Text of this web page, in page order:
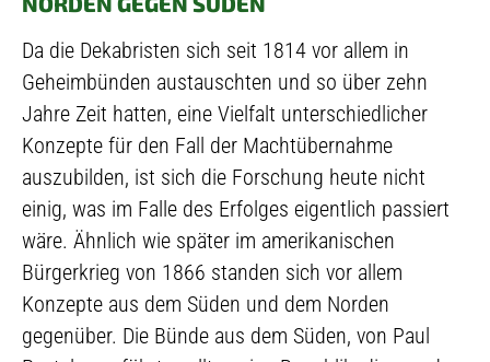
Da die Dekabristen sich seit 1814 vor allem in
Geheimbünden austauschten und so über zehn
Jahre Zeit hatten, eine Vielfalt unterschiedlicher
Konzepte für den Fall der Machtübernahme
auszubilden, ist sich die Forschung heute nicht
einig, was im Falle des Erfolges eigentlich passiert
wäre. Ähnlich wie später im amerikanischen
Bürgerkrieg von 1866 standen sich vor allem
Konzepte aus dem Süden und dem Norden
gegenüber. Die Bünde aus dem Süden, von Paul